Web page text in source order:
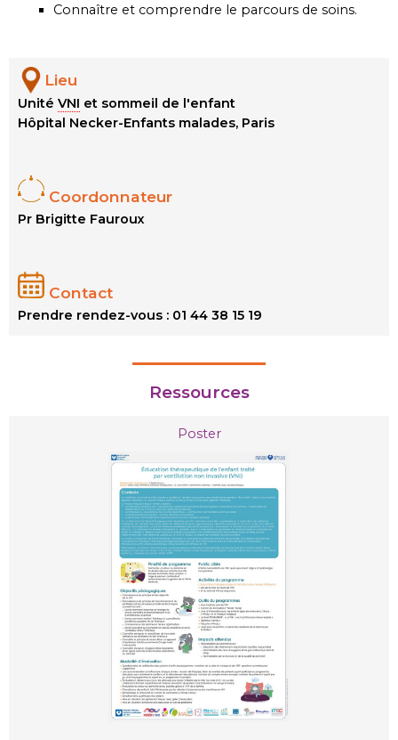
Connaître et comprendre le parcours de soins.
Lieu
Unité VNI et sommeil de l'enfant
Hôpital Necker-Enfants malades, Paris
Coordonnateur
Pr Brigitte Fauroux
Contact
Prendre rendez-vous : 01 44 38 15 19
Ressources
Poster